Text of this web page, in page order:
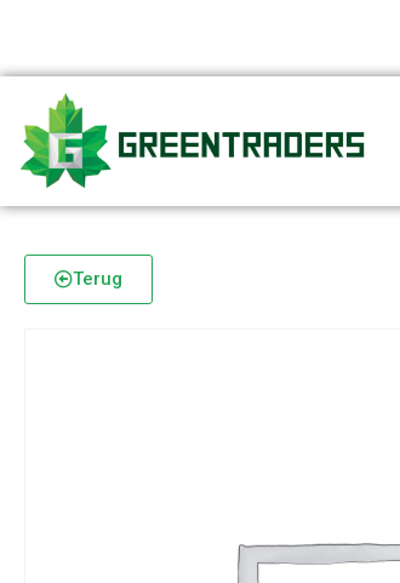
Terug